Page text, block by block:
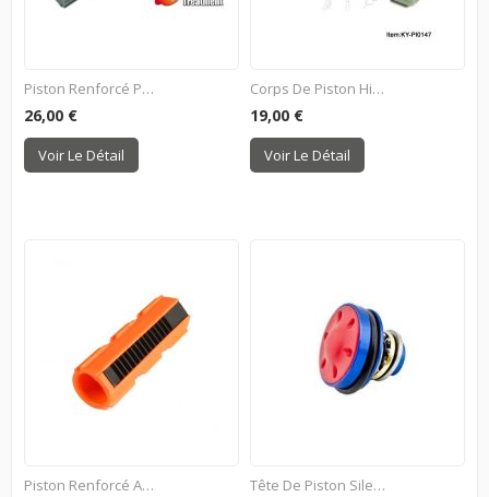
Piston Renforcé Pour AEG
26,00 €
Voir Le Détail
Corps De Piston High Speed...
19,00 €
Voir Le Détail
Piston Renforcé Avec... Tête De Piston Silencieuse...